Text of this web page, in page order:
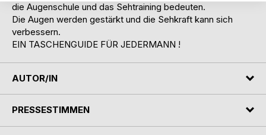
die Augenschule und das Sehtraining bedeuten.
Die Augen werden gestärkt und die Sehkraft kann sich
verbessern.
EIN TASCHENGUIDE FÜR JEDERMANN !
AUTOR/IN
PRESSESTIMMEN